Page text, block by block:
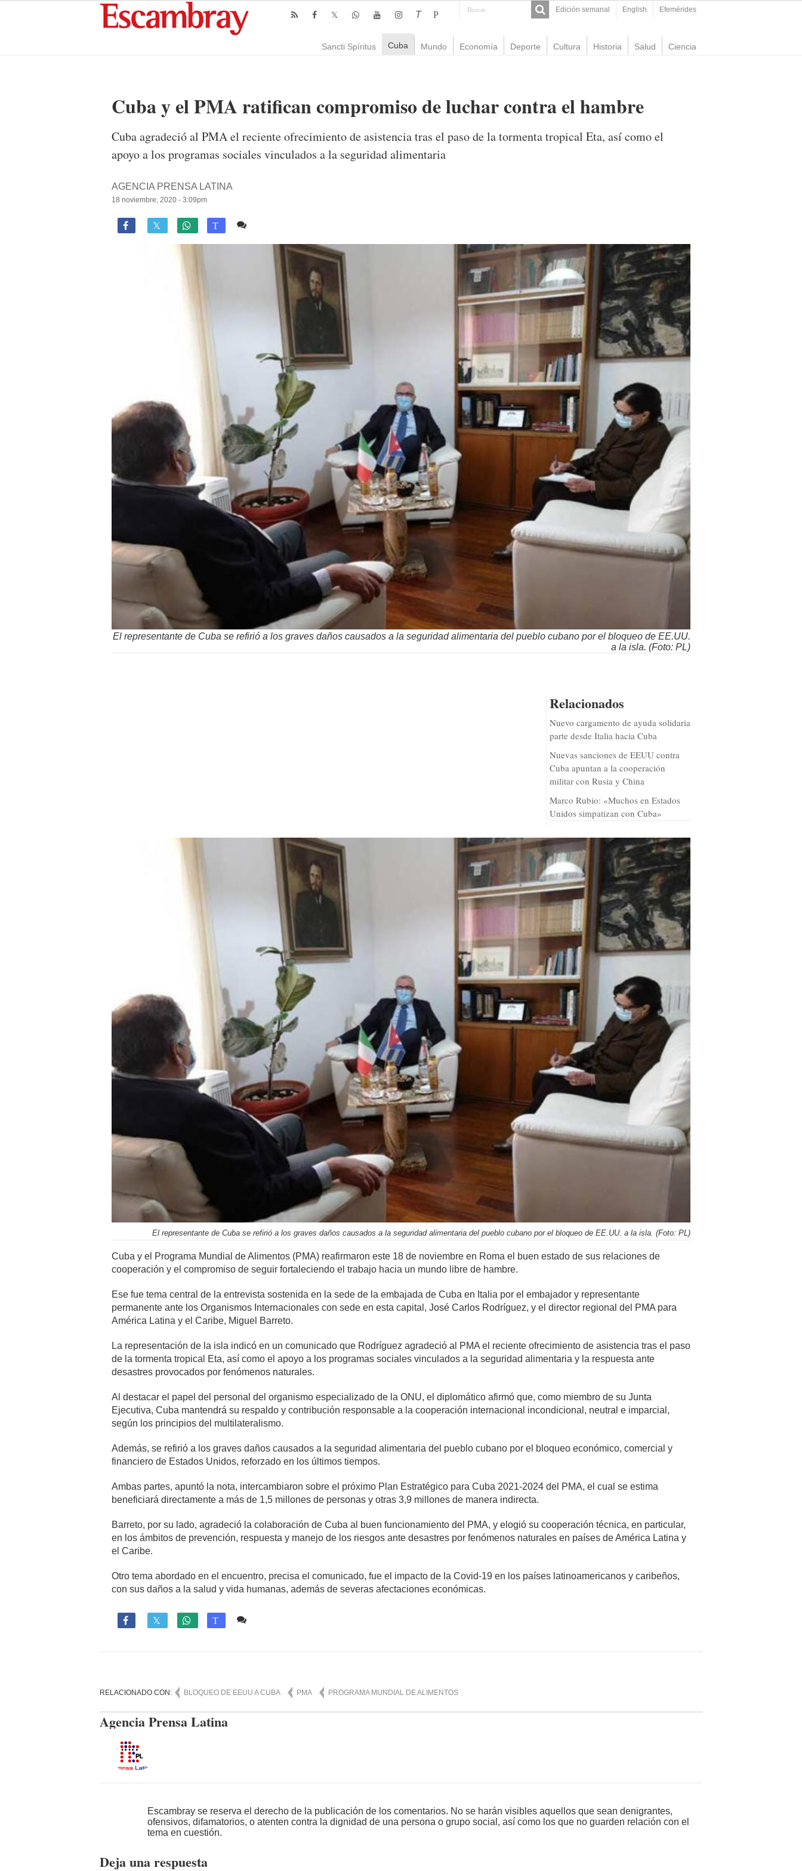
Edición semanal English Efemérides
T P
Sancti Spíritus Cuba Mundo Economía Deporte Cultura Historia Salud Ciencia
Cuba y el PMA ratifican compromiso de luchar contra el hambre
Cuba agradeció al PMA el reciente ofrecimiento de asistencia tras el paso de la tormenta tropical Eta, así como el
apoyo a los programas sociales vinculados a la seguridad alimentaria
AGENCIA PRENSA LATINA
18 noviembre, 2020 - 3:09pm
 T
El representante de Cuba se refirió a los graves daños causados a la seguridad alimentaria del pueblo cubano por el bloqueo de EE.UU.
a la isla. (Foto: PL)
Relacionados
Nuevo cargamento de ayuda solidaria
parte desde Italia hacia Cuba
Nuevas sanciones de EEUU contra
Cuba apuntan a la cooperación
militar con Rusia y China
Marco Rubio: «Muchos en Estados
Unidos simpatizan con Cuba»
El representante de Cuba se refirió a los graves daños causados a la seguridad alimentaria del pueblo cubano por el bloqueo de EE.UU. a la isla. (Foto: PL)
Cuba y el Programa Mundial de Alimentos (PMA) reafirmaron este 18 de noviembre en Roma el buen estado de sus relaciones de
cooperación y el compromiso de seguir fortaleciendo el trabajo hacia un mundo libre de hambre.
Ese fue tema central de la entrevista sostenida en la sede de la embajada de Cuba en Italia por el embajador y representante
permanente ante los Organismos Internacionales con sede en esta capital, José Carlos Rodríguez, y el director regional del PMA para
América Latina y el Caribe, Miguel Barreto.
La representación de la isla indicó en un comunicado que Rodríguez agradeció al PMA el reciente ofrecimiento de asistencia tras el paso
de la tormenta tropical Eta, así como el apoyo a los programas sociales vinculados a la seguridad alimentaria y la respuesta ante
desastres provocados por fenómenos naturales.
Al destacar el papel del personal del organismo especializado de la ONU, el diplomático afirmó que, como miembro de su Junta
Ejecutiva, Cuba mantendrá su respaldo y contribución responsable a la cooperación internacional incondicional, neutral e imparcial,
según los principios del multilateralismo.
Además, se refirió a los graves daños causados a la seguridad alimentaria del pueblo cubano por el bloqueo económico, comercial y
financiero de Estados Unidos, reforzado en los últimos tiempos.
Ambas partes, apuntó la nota, intercambiaron sobre el próximo Plan Estratégico para Cuba 2021-2024 del PMA, el cual se estima
beneficiará directamente a más de 1,5 millones de personas y otras 3,9 millones de manera indirecta.
Barreto, por su lado, agradeció la colaboración de Cuba al buen funcionamiento del PMA, y elogió su cooperación técnica, en particular,
en los ámbitos de prevención, respuesta y manejo de los riesgos ante desastres por fenómenos naturales en países de América Latina y
el Caribe.
Otro tema abordado en el encuentro, precisa el comunicado, fue el impacto de la Covid-19 en los países latinoamericanos y caribeños,
con sus daños a la salud y vida humanas, además de severas afectaciones económicas.
 T
RELACIONADO CON: BLOQUEO DE EEUU A CUBA PMA PROGRAMA MUNDIAL DE ALIMENTOS
Agencia Prensa Latina
Escambray se reserva el derecho de la publicación de los comentarios. No se harán visibles aquellos que sean denigrantes,
ofensivos, difamatorios, o atenten contra la dignidad de una persona o grupo social, así como los que no guarden relación con el
tema en cuestión.
Deja una respuesta